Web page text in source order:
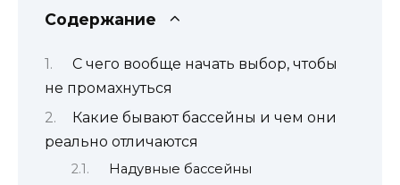
Содержание
С чего вообще начать выбор, чтобы
не промахнуться
Какие бывают бассейны и чем они
реально отличаются
Надувные бассейны